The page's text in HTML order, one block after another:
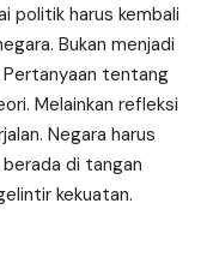
politik harus kembali
Bukan menjadi
Pertanyaan tentang
Melainkan refleksi
Negara harus
di tangan
kekuatan.